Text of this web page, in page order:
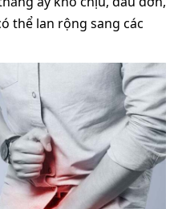
thể lan rộng sang các